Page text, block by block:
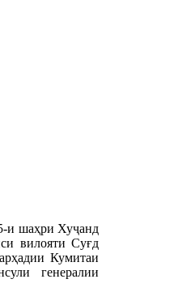
и шаҳри Хуҷанд
вилояти Суғд
Кумитаи
генералии